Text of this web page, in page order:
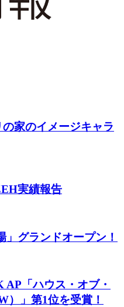
家のイメージキャラ
実績報告
グランドオープン！
AP「ハウス・オブ・
）」第1位を受賞！